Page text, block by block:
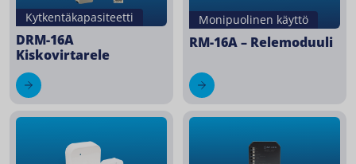
Kytkentäkapasiteetti
DRM-16A
Kiskovirtarele
Monipuolinen käyttö
RM-16A – Relemoduuli